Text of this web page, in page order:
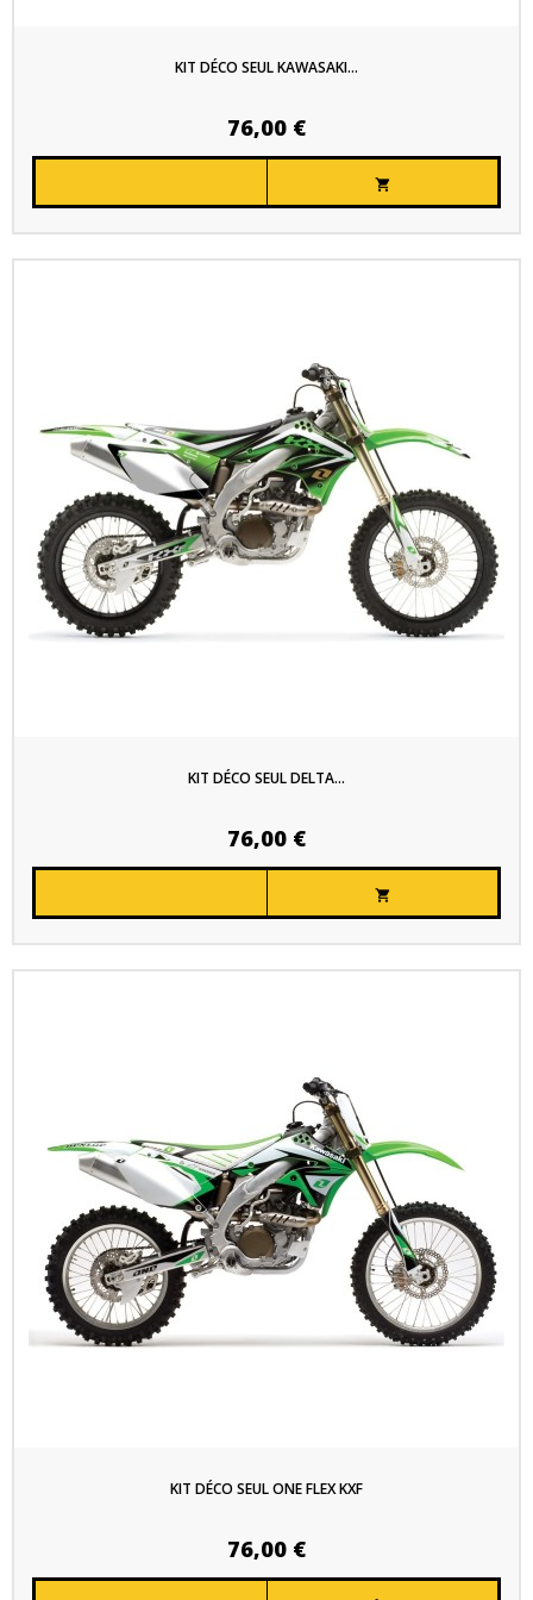
KIT DÉCO SEUL KAWASAKI...
76,00 €

KIT DÉCO SEUL DELTA...
76,00 €

KIT DÉCO SEUL ONE FLEX KXF
76,00 €